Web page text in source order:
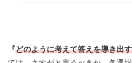
『どのように考えて答えを導き出